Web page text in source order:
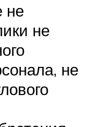
не
не
не